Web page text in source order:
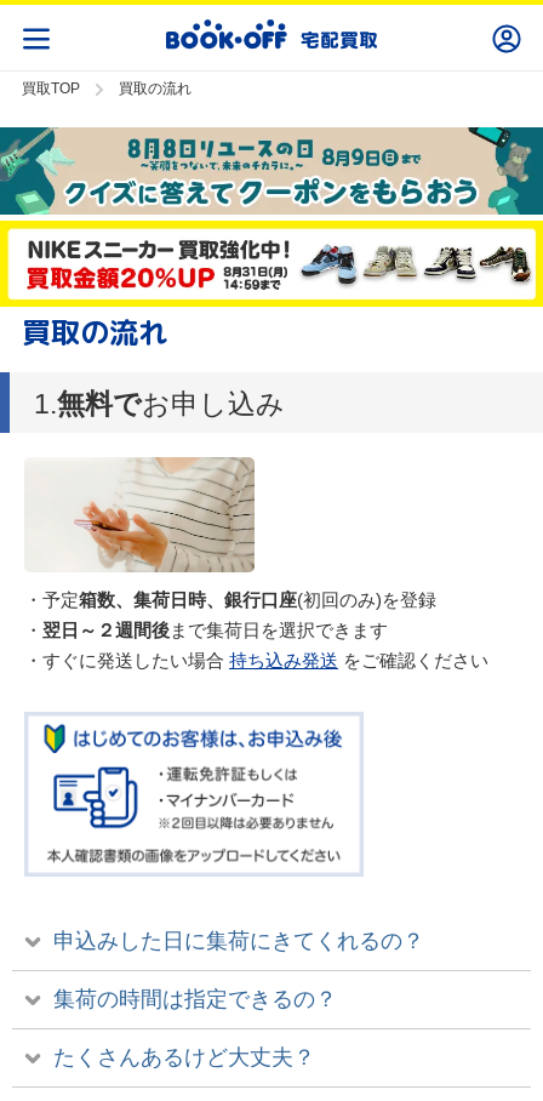
買取TOP 買取の流れ
買取の流れ
1.無料でお申し込み
・予定箱数、集荷日時、銀行口座(初回のみ)を登録
・ 翌日～２週間後まで集荷日を選択できます
・すぐに発送したい場合 持ち込み発送 をご確認ください
申込みした日に集荷にきてくれるの？
集荷の時間は指定できるの？
たくさんあるけど大丈夫？